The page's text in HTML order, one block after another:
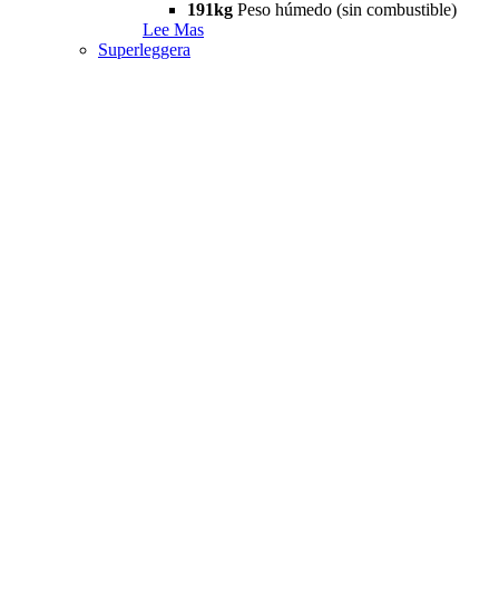
191kg Peso húmedo (sin combustible)
Lee Mas
Superleggera